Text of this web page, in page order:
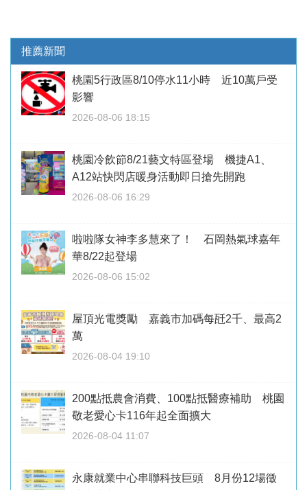
推薦新聞
桃園5行政區8/10停水11小時 近10萬戶受
影響
2026-08-06 18:15
桃園冷飲節8/21藝文特區登場 機捷A1、
A12站快閃店暖身活動即日搶先開跑
2026-08-06 16:29
啦啦隊女神李多慧來了！ 石岡熱氣球嘉年
華8/22起登場
2026-08-06 15:02
屋頂光電獎勵 嘉義市加碼每瓩2千、最高2
萬
2026-08-04 19:10
200點抵農會消費、100點抵醫療補助 桃園
敬老愛心卡116年起全面擴大
2026-08-04 11:07
永康就業中心串聯科技巨頭 8月份12場徵